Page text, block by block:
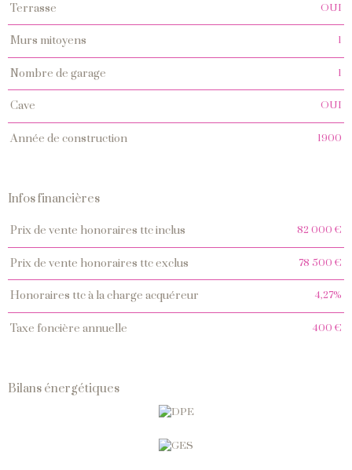
terrasse OUI
murs mitoyens 1
nombre de garage 1
cave OUI
année de construction 1900
Infos financières
Caractéristiques Valeurs
prix de vente honoraires ttc inclus 82 000 €
prix de vente honoraires ttc exclus 78 500 €
honoraires ttc à la charge acquéreur 4,27%
taxe foncière annuelle 400 €
Bilans énergétiques